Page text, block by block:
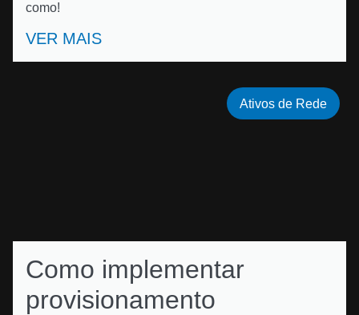
como!
VER MAIS
Como implementar
provisionamento
Ativos de Rede